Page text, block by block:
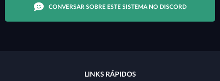
CONVERSAR SOBRE ESTE SISTEMA NO DISCORD
LINKS RÁPIDOS